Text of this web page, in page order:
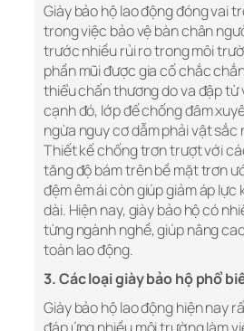
Giày bảo hộ lao động đóng vai
trong việc bảo vệ bàn chân
trước nhiều rủi ro trong môi
phần mũi được gia cố chắc
thiểu chấn thương do va đập từ
cạnh đó, lớp đế chống đâm
ngừa nguy cơ dẫm phải vật sắc
Thiết kế chống trơn trượt với
tăng độ bám trên bề mặt trơn
đệm êm ái còn giúp giảm áp lực
dài. Hiện nay, giày bảo hộ có
từng ngành nghề, giúp nâng
toàn lao động.
3. Các loại giày bảo hộ phổ
Giày bảo hộ lao động hiện nay